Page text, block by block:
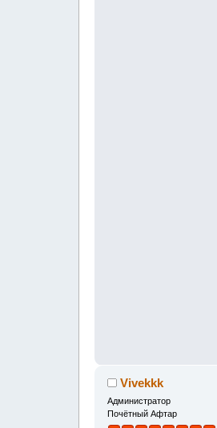
Vivekkk
Администратор
Почётный Афтар